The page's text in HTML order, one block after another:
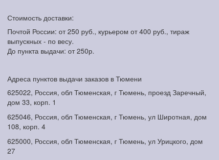
Стоимость доставки:
Почтой России: от 250 руб., курьером от 400 руб., тираж
выпускных - по весу.
До пункта выдачи: от 250р.
Адреса пунктов выдачи заказов в Тюмени
625022, Россия, обл Тюменская, г Тюмень, проезд Заречный,
дом 33, корп. 1
625046, Россия, обл Тюменская, г Тюмень, ул Широтная, дом
108, корп. 4
625000, Россия, обл Тюменская, г Тюмень, ул Урицкого, дом
27